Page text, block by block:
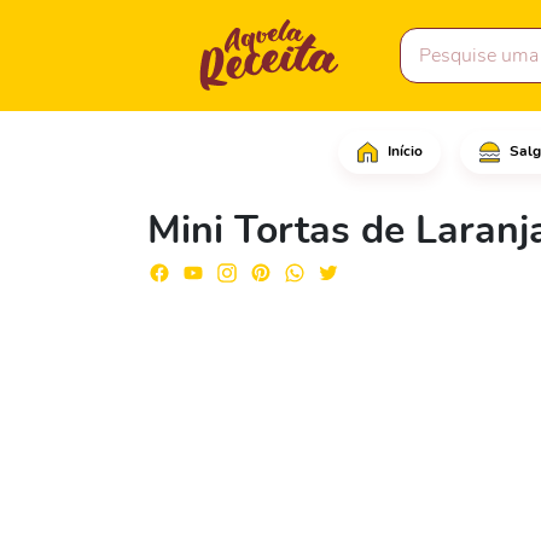
Início
Mini Tortas de
Comece cortando as